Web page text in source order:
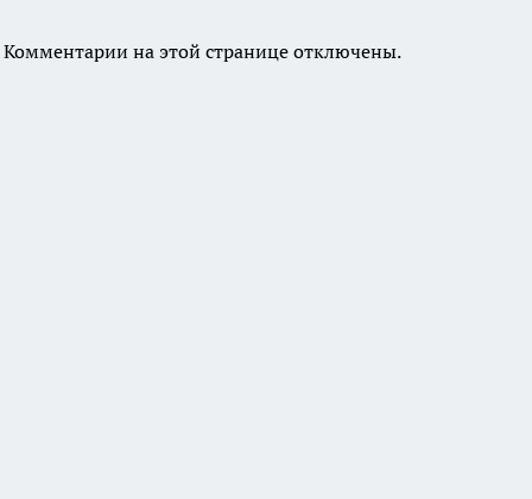
Комментарии на этой странице отключены.